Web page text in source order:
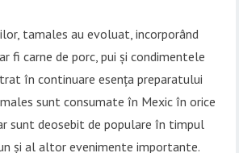
tamales au evoluat, incorporând
fi carne de porc, pui și condimentele
în continuare esența preparatului
sunt consumate în Mexic în orice
sunt deosebit de populare în timpul
și al altor evenimente importante.